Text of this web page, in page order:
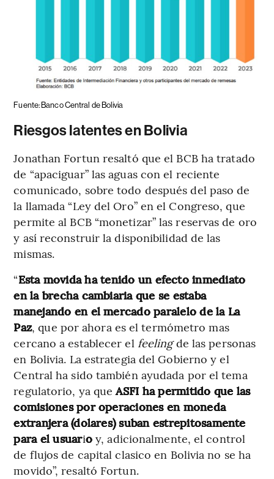
Fuente: Banco Central de Bolivia
Riesgos latentes en Bolivia
Jonathan Fortun resaltó que el BCB ha tratado
de “apaciguar” las aguas con el reciente
comunicado, sobre todo después del paso de
la llamada “Ley del Oro” en el Congreso, que
permite al BCB “monetizar” las reservas de oro
y así reconstruir la disponibilidad de las
mismas.
“Esta movida ha tenido un efecto inmediato
en la brecha cambiaria que se estaba
manejando en el mercado paralelo de la La
Paz, que por ahora es el termómetro mas
cercano a establecer el feelingde las personas
en Bolivia. La estrategia del Gobierno y el
Central ha sido también ayudada por el tema
regulatorio, ya queASFI ha permitido que las
comisiones por operaciones en moneda
extranjera (dolares) suban estrepitosamente
para el usuarioy, adicionalmente, el control
de flujos de capital clasico en Bolivia no se ha
movido”, resaltó Fortun.